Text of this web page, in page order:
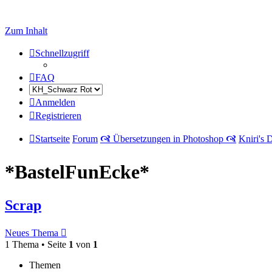
Zum Inhalt
Schnellzugriff
FAQ
Anmelden
Registrieren
Startseite Forum 🙧 Übersetzungen in Photoshop 🙧 Kniri's
*BastelFunEcke*
Scrap
Neues Thema
1 Thema • Seite 1 von 1
Themen